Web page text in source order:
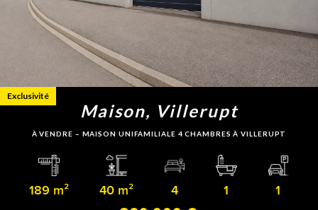
Maison, Villerupt
À VENDRE – MAISON UNIFAMILIALE 4 CHAMBRES À VILLERUPT
189 m² 40 m² 4 1 1
Exclusivité